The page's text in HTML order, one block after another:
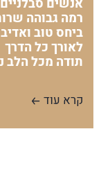
אנשים
רמה גבוהה
ביחס טוב ואדיב
לאורך כל הדרך
תודה מכל הלב
קרא עוד